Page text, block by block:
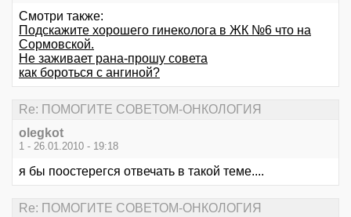
Смотри также:
Подскажите хорошего гинеколога в ЖК №6 что на
Сормовской.
Не заживает рана-прошу совета
как бороться с ангиной?
Re: ПОМОГИТЕ СОВЕТОМ-ОНКОЛОГИЯ
olegkot
1 - 26.01.2010 - 19:18
я бы поостерегся отвечать в такой теме....
Re: ПОМОГИТЕ СОВЕТОМ-ОНКОЛОГИЯ